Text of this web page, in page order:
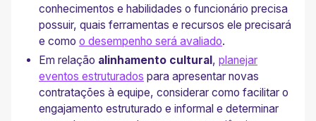
conhecimentos e habilidades o funcionário precisa
possuir, quais ferramentas e recursos ele precisará
e comoo desempenho será avaliado.
Em relação alinhamento cultural,planejar
eventos estruturados para apresentar novas
contratações à equipe, considerar como facilitar o
engajamento estruturado e informal e determinar